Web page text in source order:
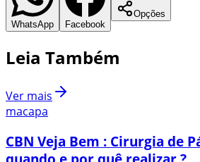
WhatsApp Facebook
Opções
Leia Também
Ver mais
macapa
CBN Veja Bem : Cirurgia de